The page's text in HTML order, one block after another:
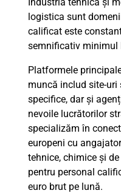
logistica sunt
calificat este
semnificativ minimul
Platformele
muncă includ site-
specifice, dar și
nevoile lucrătorilor
specializăm în
europeni cu
tehnice, chimice și
pentru personal
euro brut pe lună.